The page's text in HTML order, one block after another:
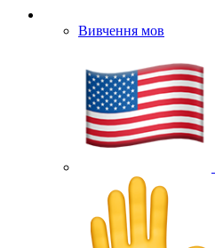
Вивчення мов